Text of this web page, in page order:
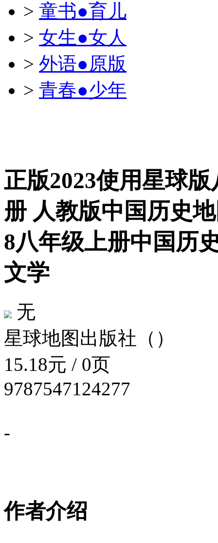
> 童书●育儿
> 女生●女人
> 外语●原版
> 青春●少年
正版2023使用星球
册 人教版中国历史
8八年级上册中国历
文学
无
星球地图出版社（）
15.18元 / 0页
9787547124277
-
作者介绍